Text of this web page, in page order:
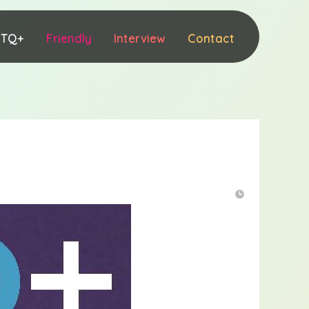
Friendly Interview Contact